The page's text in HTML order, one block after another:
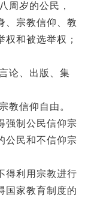
岁的公民，
、宗教信仰、教
和被选举权；
论、出版、集
信仰自由。
制公民信仰宗
公民和不信仰宗
利用宗教进行
国家教育制度的